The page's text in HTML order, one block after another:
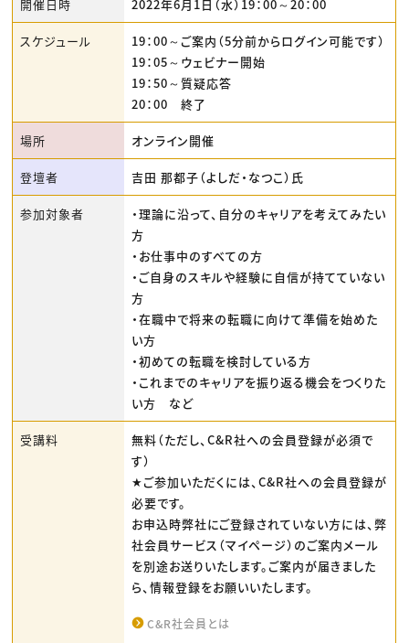
開催日時 2022年6月1日（水）19：00～20：00
スケジュール
19：00～ご案内（5分前からログイン可能です）
19：05～ウェビナー開始
19：50～質疑応答
20：00 終了
場所 オンライン開催
登壇者 吉田 那都子（よしだ・なつこ）氏
参加対象者
・理論に沿って、自分のキャリアを考えてみたい
方
・お仕事中のすべての方
・ご自身のスキルや経験に自信が持てていない
方
・在職中で将来の転職に向けて準備を始めた
い方
・初めての転職を検討している方
・これまでのキャリアを振り返る機会をつくりた
い方 など
受講料
無料（ただし、C&R社への会員登録が必須で
す）
★ご参加いただくには、C&R社への会員登録が
必要です。
お申込時弊社にご登録されていない方には、弊
社会員サービス（マイページ）のご案内メール
を別途お送りいたします。ご案内が届きました
ら、情報登録をお願いいたします。
C&R社会員とは